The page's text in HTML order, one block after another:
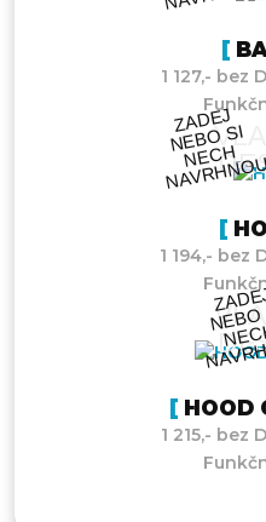
1 127,- bez
ZA
DEJ
NEB
O SI
NE
C
H
NAV
R
H
N
O
1 194,- bez
O
HOOD
1 215,- bez